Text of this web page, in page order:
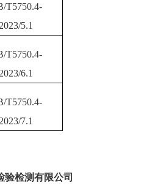
T5750.4-
2023/5.1
T5750.4-
2023/6.1
T5750.4-
2023/7.1
验检测有限公司